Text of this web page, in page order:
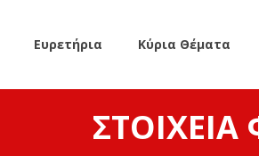
Ευρετήρια Κύρια Θέματα
ΣΤΟΙΧΕΊΑ